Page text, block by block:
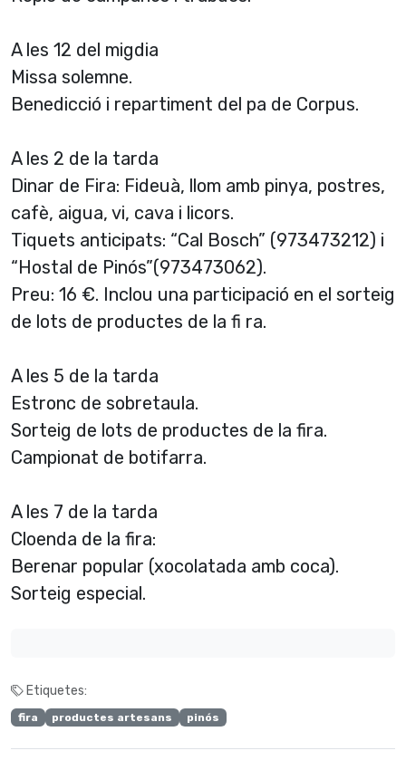
A les 12 del migdia
Missa solemne.
Benedicció i repartiment del pa de Corpus.
A les 2 de la tarda
Dinar de Fira: Fideuà, llom amb pinya, postres,
cafè, aigua, vi, cava i licors.
Tiquets anticipats: “Cal Bosch” (973473212) i
“Hostal de Pinós”(973473062).
Preu: 16 €. Inclou una participació en el sorteig
de lots de productes de la fi ra.
A les 5 de la tarda
Estronc de sobretaula.
Sorteig de lots de productes de la fira.
Campionat de botifarra.
A les 7 de la tarda
Cloenda de la fira:
Berenar popular (xocolatada amb coca).
Sorteig especial.
Etiquetes:
fira productes artesans pinós